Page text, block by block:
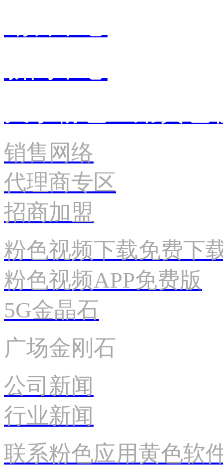
销售网络
代理商专区
招商加盟
粉色视频下载免费下
粉色视频APP免费版
5G金晶石
广场金刚石
公司新闻
行业新闻
联系粉色应用黄色软